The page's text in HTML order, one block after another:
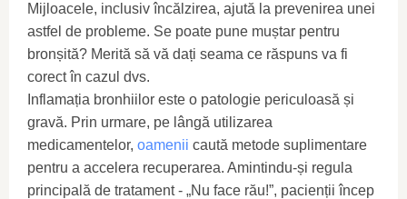
Mijloacele, inclusiv încălzirea, ajută la prevenirea unei
astfel de probleme. Se poate pune muștar pentru
bronșită? Merită să vă dați seama ce răspuns va fi
corect în cazul dvs.
Inflamația bronhiilor este o patologie periculoasă și
gravă. Prin urmare, pe lângă utilizarea
medicamentelor, oamenii caută metode suplimentare
pentru a accelera recuperarea. Amintindu-și regula
principală de tratament - „Nu face rău!”, pacienții încep